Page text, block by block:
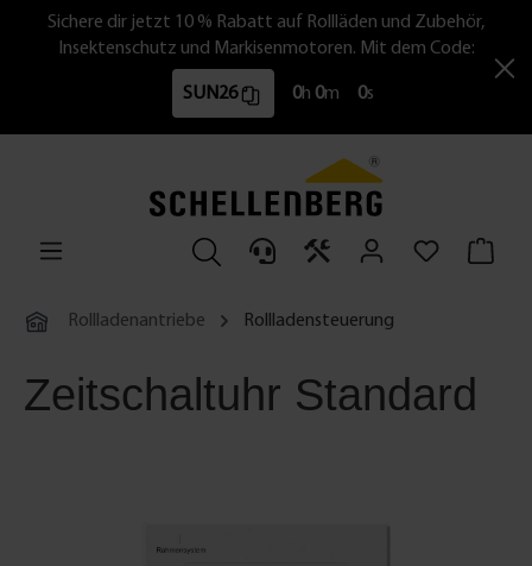
Sichere dir jetzt 10 % Rabatt auf Rollläden und Zubehör,
Insektenschutz und Markisenmotoren. Mit dem Code:
SUN26 0h 0m 0s
Rollladenantriebe Rollladensteuerung
Zeitschaltuhr Standard